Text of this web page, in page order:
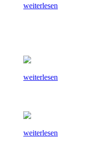
weiterlesen
weiterlesen
weiterlesen